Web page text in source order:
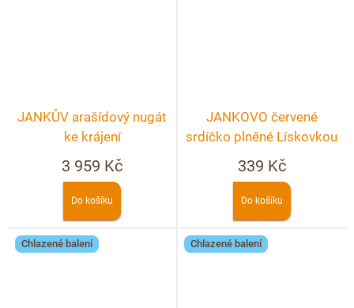
JANKŮV arašídový nugát
ke krájení
3 959 Kč
Do košíku
JANKOVO červené
srdíčko plněné Lískovkou
– crunchy 90g
339 Kč
Do košíku
Chlazené balení Chlazené balení